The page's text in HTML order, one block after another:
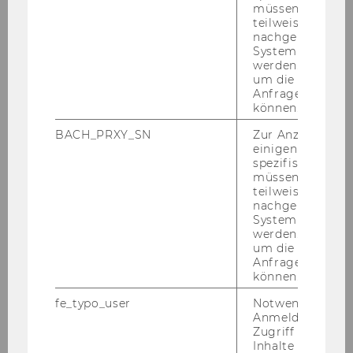
Über uns
müssen
teilweise von
nachgelagerten
System
werden.
um die Antwort
Anfrage
können.
BACH_PRXY_SN
Zur Anzeige von
einigen WU-
spezifischen
müssen
teilweise von
nachgelagerten
System
werden.
um die Antwort
Anfrage
können.
fe_typo_user
Notwendig für
Anmeldung und
Zugriff auf
Inhalte oder zur